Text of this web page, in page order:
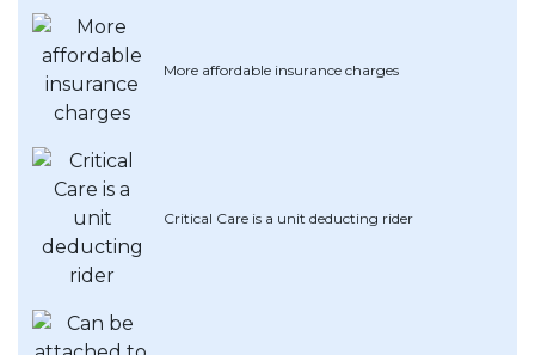
Promo OCBC - Hadiah Pilihan Anda
Artikel Terkini
Pinjaman Peribadi
Kad
Insurans
Pelaburan
Pengurusan Kewangan
Pinjaman Perumahan
Gaya Hidup
More affordable insurance charges
Critical Care is a unit deducting rider